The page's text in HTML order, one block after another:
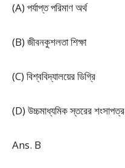
(A) পর্যাপ্ত পরিমাণ অর্থ
(B) জীবনকুশলতা শিক্ষা
(C) বিশ্ববিদ্যালয়ের ডিগ্রি
(D) উচ্চমাধ্যমিক স্তরের শংসাপত্র
Ans. B